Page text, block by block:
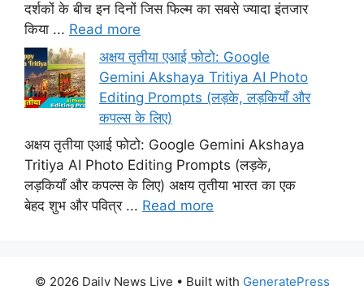
दर्शकों के बीच इन दिनों जिस फिल्म का सबसे ज्यादा इंतजार
किया ... Read more
अक्षय तृतीया एआई फोटो: Google
Gemini Akshaya Tritiya AI Photo
Editing Prompts (लड़के, लड़कियाँ और
कपल्स के लिए)
अक्षय तृतीया एआई फोटो: Google Gemini Akshaya
Tritiya AI Photo Editing Prompts (लड़के,
लड़कियाँ और कपल्स के लिए) अक्षय तृतीया भारत का एक
बेहद शुभ और पवित्र ... Read more
© 2026 Daily News Live • Built with GeneratePress